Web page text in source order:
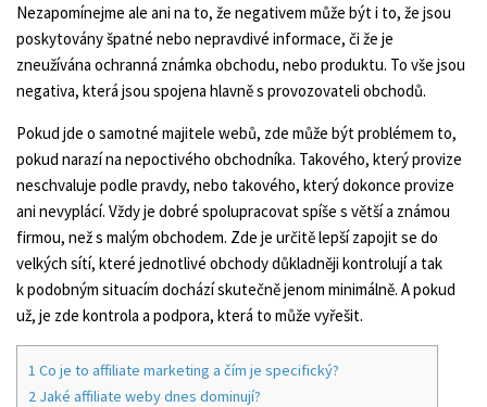
Nezapomínejme ale ani na to, že negativem může být i to, že jsou
poskytovány špatné nebo nepravdivé informace, či že je
zneužívána ochranná známka obchodu, nebo produktu. To vše jsou
negativa, která jsou spojena hlavně s provozovateli obchodů.
Pokud jde o samotné majitele webů, zde může být problémem to,
pokud narazí na nepoctivého obchodníka. Takového, který provize
neschvaluje podle pravdy, nebo takového, který dokonce provize
ani nevyplácí. Vždy je dobré spolupracovat spíše s větší a známou
firmou, než s malým obchodem. Zde je určitě lepší zapojit se do
velkých sítí, které jednotlivé obchody důkladněji kontrolují a tak
k podobným situacím dochází skutečně jenom minimálně. A pokud
už, je zde kontrola a podpora, která to může vyřešit.
1 Co je to affiliate marketing a čím je specifický?
2 Jaké affiliate weby dnes dominují?